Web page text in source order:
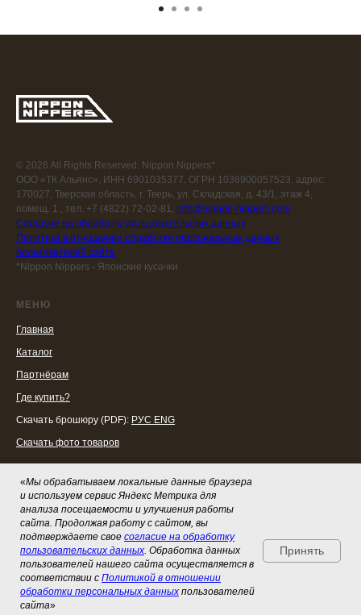
«Мы обрабатываем локальные данные браузера
и используем сервис Яндекс Метрика для
анализа посещаемости и улучшения работы
сайта. Продолжая работу с сайтом, вы
подтверждаете свое согласие на обработку
пользовательских данных. Обработка данных
пользователей нашего сайта осуществляется в
соответствии с Политикой в отношении
обработки персональных данных пользователей
сайта»
Принять
© 2026 All Rights Reserved. Nippon Nippers*.
ООО «ТК Альянс», ИНН 6901035377, ОГРН 1036900057523, адрес:
170027, Тверская область, г. Тверь, ул. Складская, д. 43/1, этаж 4,
помещ. 1 , тел. +7 (4822) 72-02-81, info@nippon-nippers.com
Согласие на обработку пользовательских данных
Политика в отношении обработки персональных данных
пользователей сайта
*Nippon Nippers - Японские кусачки
МЕНЮ
Главная
Каталог
Партнёрам
Где купить?
Скачать брошюру (PDF): РУС ENG
Скачать фото товаров
СОЦСЕТИ
Telegram
ВКонтакте